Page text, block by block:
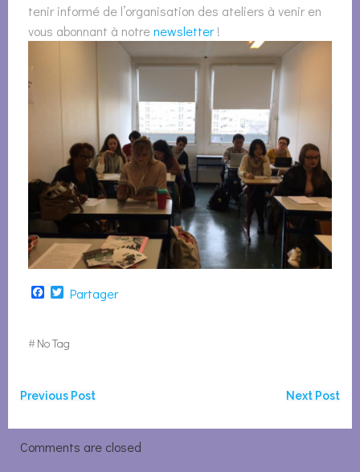
tenir informé de l’organisation des ateliers à venir en
vous abonnant à notrenewsletter!
Facebook
Twitter
Partager
#No Tag
Navigation
de
Previous Post
Navigation
Next Post
Comments are closed